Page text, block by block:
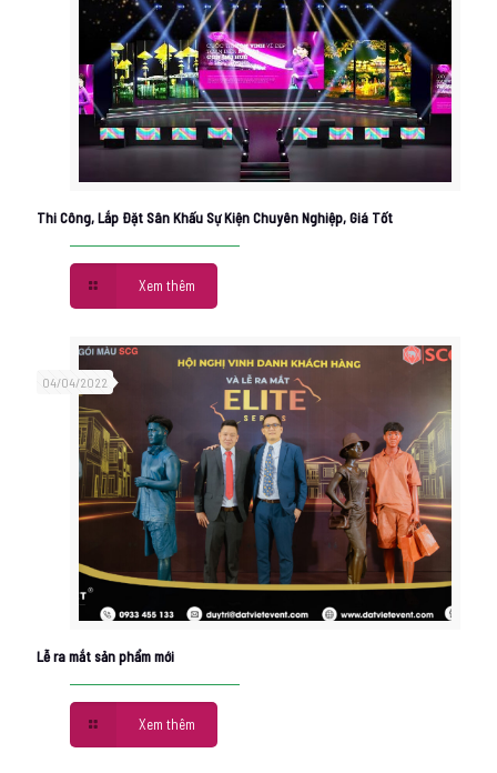
Thi Công, Lắp Đặt Sân Khấu Sự Kiện Chuyên Nghiệp, Giá Tốt
Xem thêm
04/04/2022
Lễ ra mắt sản phẩm mới
Xem thêm